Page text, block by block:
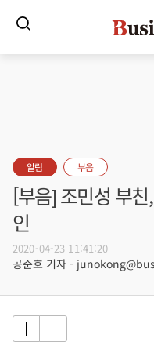
알림 부음
[부음] 조민성 부
인
2020-04-23 11:41:20
공준호 기자 -